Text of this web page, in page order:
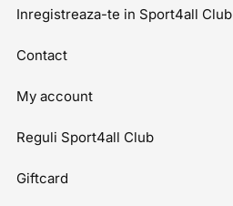
Inregistreaza-te in Sport4all Club
Contact
My account
Reguli Sport4all Club
Giftcard